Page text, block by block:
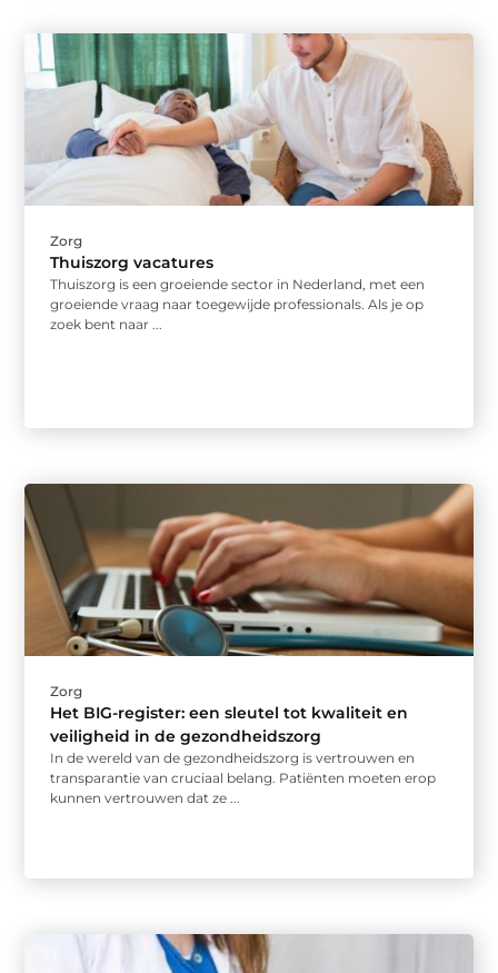
Zorg
Thuiszorg vacatures
Thuiszorg is een groeiende sector in Nederland, met een
groeiende vraag naar toegewijde professionals. Als je op
zoek bent naar ...
Zorg
Het BIG-register: een sleutel tot kwaliteit en
veiligheid in de gezondheidszorg
In de wereld van de gezondheidszorg is vertrouwen en
transparantie van cruciaal belang. Patiënten moeten erop
kunnen vertrouwen dat ze ...